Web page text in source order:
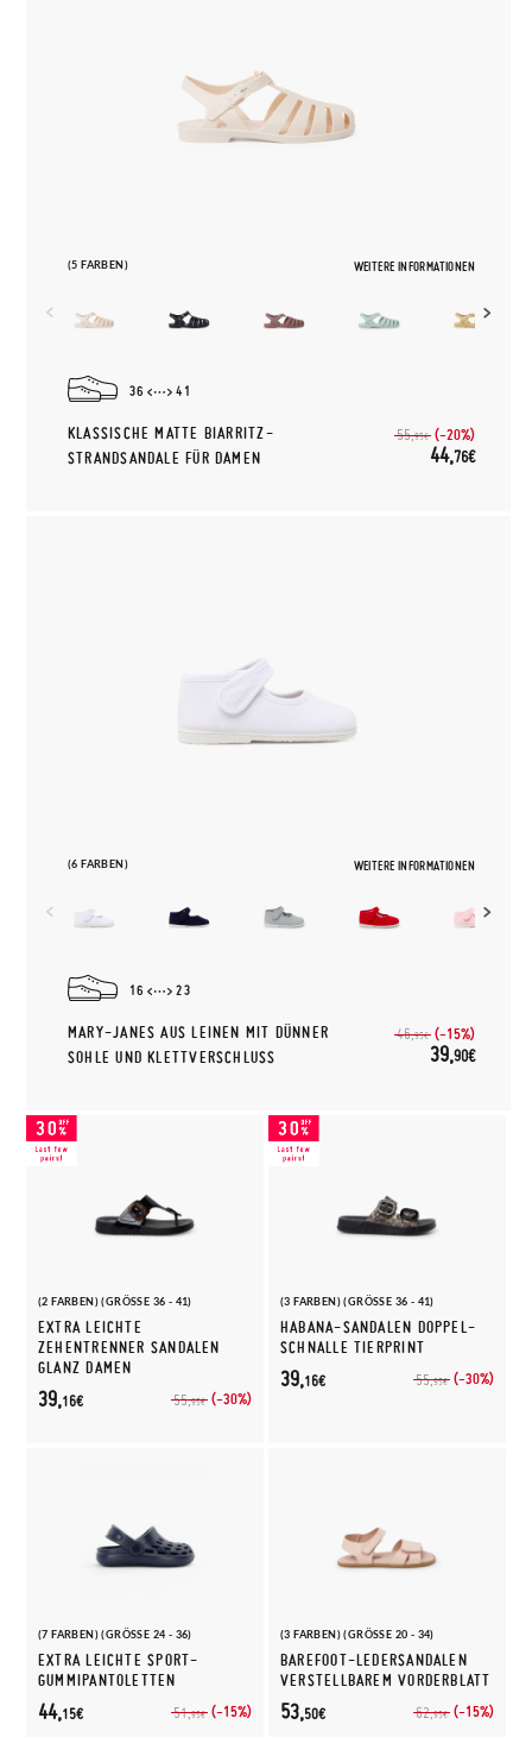
(5 FARBEN) WEITERE INFORMATIONEN
36 41
KLASSISCHE MATTE BIARRITZ-
STRANDSANDALE FÜR DAMEN
55,95€ (-20%)
44,76€
(6 FARBEN) WEITERE INFORMATIONEN
16 23
MARY-JANES AUS LEINEN MIT DÜNNER
SOHLE UND KLETTVERSCHLUSS
46,95€ (-15%)
39,90€
(2 FARBEN) (GRÖSSE 36 - 41)
EXTRA LEICHTE
ZEHENTRENNER SANDALEN
GLANZ DAMEN
55,95€ (-30%)
39,16€
(3 FARBEN) (GRÖSSE 36 - 41)
HABANA-SANDALEN DOPPEL-
SCHNALLE TIERPRINT
55,95€ (-30%)
39,16€
(7 FARBEN) (GRÖSSE 24 - 36)
EXTRA LEICHTE SPORT-
GUMMIPANTOLETTEN
51,95€ (-15%)
44,15€
(3 FARBEN) (GRÖSSE 20 - 34)
BAREFOOT-LEDERSANDALEN
VERSTELLBAREM VORDERBLATT
62,95€ (-15%)
53,50€